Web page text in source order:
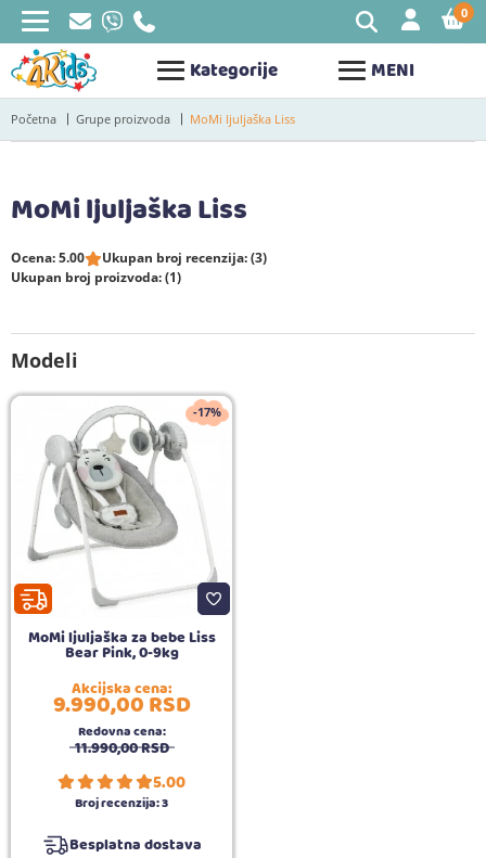
Kategorije MENI
0
Početna Grupe proizvoda MoMi ljuljaška Liss
MoMi ljuljaška Liss
Ocena: 5.00
Ukupan broj recenzija: (3)
Ukupan broj proizvoda: (1)
Modeli
-17%
MoMi ljuljaška za bebe Liss
Bear Pink, 0-9kg
Akcijska cena:
9.990,00RSD
Redovna cena:
11.990,00RSD
5.00
Broj recenzija:3
Besplatna dostava